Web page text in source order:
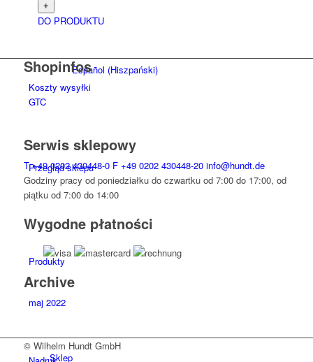
Español (Hiszpański)
Przegląd sklepu
Produkty
Sklep
DO PRODUKTU
Shopinfos
Koszty wysyłki
GTC
Serwis sklepowy
T+49 0202 430448-0 F +49 0202 430448-20 info@hundt.de
Godziny pracy od poniedziałku do czwartku od 7:00 do 17:00, od
piątku od 7:00 do 14:00
Wygodne płatności
Archive
maj 2022
© Wilhelm Hundt GmbH